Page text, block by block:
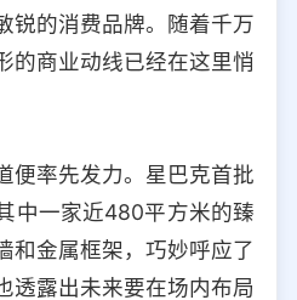
锐的消费品牌。随着千万
的商业动线已经在这里悄
便率先发力。星巴克首批
中一家近480平方米的臻
和金属框架，巧妙呼应了
透露出未来要在场内布局